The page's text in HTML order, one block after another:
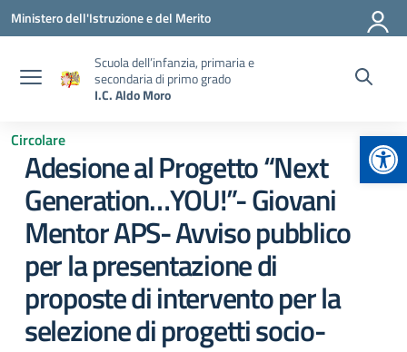
Vai ai contenuti
Vai al menu di navigazione
Vai al footer
Ministero dell'Istruzione e del Merito
Scuola dell’infanzia, primaria e
secondaria di primo grado
I.C. Aldo Moro
Circolare
Adesione al Progetto “Next
Generation…YOU!”- Giovani
Mentor APS- Avviso pubblico
per la presentazione di
proposte di intervento per la
selezione di progetti socio-